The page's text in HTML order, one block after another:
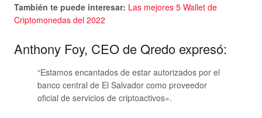
También te puede interesar: Las mejores 5 Wallet de
Criptomonedas del 2022
Anthony Foy, CEO de Qredo expresó:
“Estamos encantados de estar autorizados por el
banco central de El Salvador como proveedor
oficial de servicios de criptoactivos».